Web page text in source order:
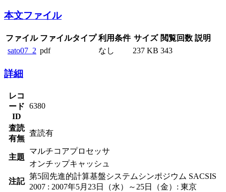
本文ファイル
ファイル ファイルタイプ 利用条件 サイズ 閲覧回数 説明
sato07_2 pdf なし 237 KB 343
詳細
レコ
ード
ID
6380
査読
有無
査読有
主題
マルチコアプロセッサ
オンチップキャッシュ
注記
第5回先進的計算基盤システムシンポジウム SACSIS
2007 : 2007年5月23日（水）～25日（金）: 東京